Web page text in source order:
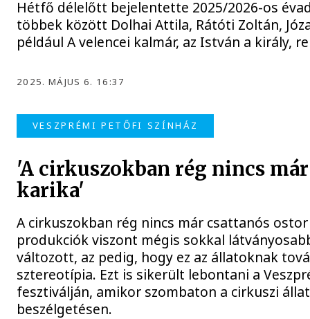
Hétfő délelőtt bejelentette 2025/2026-os
többek között Dolhai Attila, Rátóti Zoltán,
például A velencei kalmár, az István a király,
2025. MÁJUS 6. 16:37
VESZPRÉMI PETŐFI SZÍNHÁZ
'A cirkuszokban rég nincs
karika'
A cirkuszokban rég nincs már csattanós
produkciók viszont mégis sokkal
változott, az pedig, hogy ez az állatoknak
sztereotípia. Ezt is sikerült lebontani a
fesztiválján, amikor szombaton a cirkuszi
beszélgetésen.